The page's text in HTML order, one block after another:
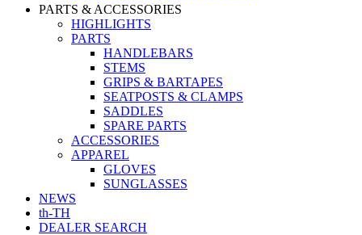
PARTS & ACCESSORIES
HIGHLIGHTS
PARTS
HANDLEBARS
STEMS
GRIPS & BARTAPES
SEATPOSTS & CLAMPS
SADDLES
SPARE PARTS
ACCESSORIES
APPAREL
GLOVES
SUNGLASSES
NEWS
th-TH
DEALER SEARCH